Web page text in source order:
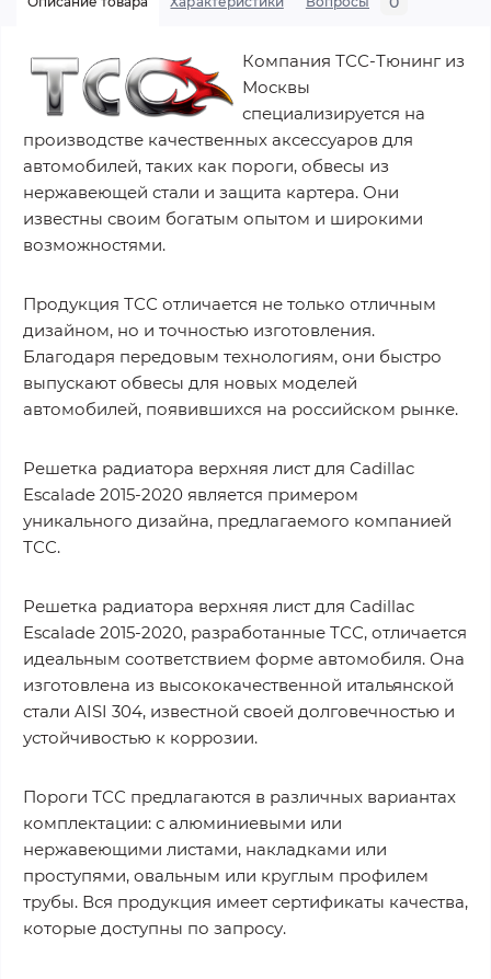
Компания ТСС-Тюнинг из
Москвы
специализируется на
производстве качественных аксессуаров для
автомобилей, таких как пороги, обвесы из
нержавеющей стали и защита картера. Они
известны своим богатым опытом и широкими
возможностями.
Продукция ТСС отличается не только отличным
дизайном, но и точностью изготовления.
Благодаря передовым технологиям, они быстро
выпускают обвесы для новых моделей
автомобилей, появившихся на российском рынке.
Решетка радиатора верхняя лист для Cadillac
Escalade 2015-2020 является примером
уникального дизайна, предлагаемого компанией
ТСС.
Решетка радиатора верхняя лист для Cadillac
Escalade 2015-2020, разработанные ТСС, отличается
идеальным соответствием форме автомобиля. Она
изготовлена из высококачественной итальянской
стали AISI 304, известной своей долговечностью и
устойчивостью к коррозии.
Пороги ТСС предлагаются в различных вариантах
комплектации: с алюминиевыми или
нержавеющими листами, накладками или
проступями, овальным или круглым профилем
трубы. Вся продукция имеет сертификаты качества,
которые доступны по запросу.